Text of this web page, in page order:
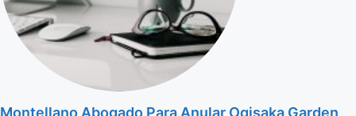
Montellano Abogado Para Anular Ogisaka Garden